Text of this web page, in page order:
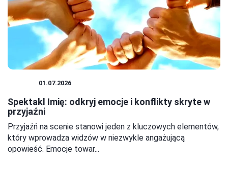
01.07.2026
Spektakl Imię: odkryj emocje i konflikty skryte w
przyjaźni
Przyjaźń na scenie stanowi jeden z kluczowych elementów,
który wprowadza widzów w niezwykle angażującą
opowieść. Emocje towar...